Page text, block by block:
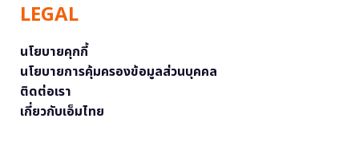
LEGAL
นโยบายคุกกี้
นโยบายการคุ้มครองข้อมูลส่วนบุคคล
ติดต่อเรา
เกี่ยวกับเอ็มไทย